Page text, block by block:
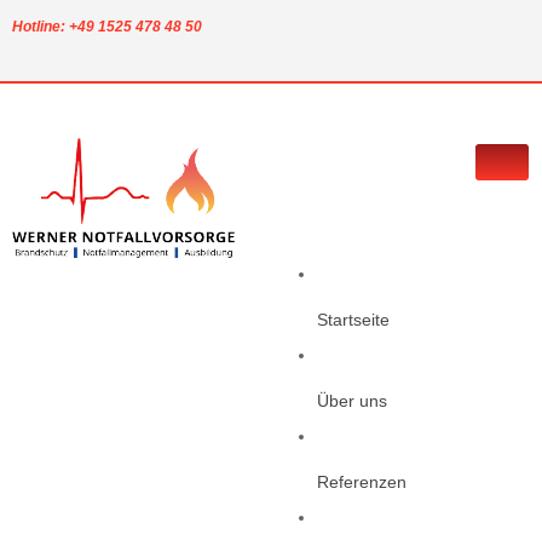
Hotline: +49 1525 478 48 50
Startseite
Über uns
Referenzen